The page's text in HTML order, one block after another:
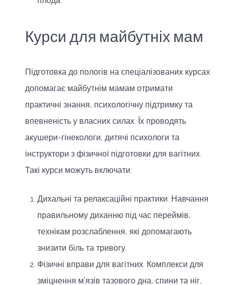
Курси для майбутніх мам
Підготовка до пологів на спеціалізованих курсах
допомагає майбутнім мамам отримати
практичні знання, психологічну підтримку та
впевненість у власних силах. Їх проводять
акушери-гінекологи, дитячі психологи та
інструктори з фізичної підготовки для вагітних.
Такі курси можуть включати:
Дихальні та релаксаційні практики. Навчання
правильному диханню під час переймів,
технікам розслаблення, які допомагають
знизити біль та тривогу.
Фізичні вправи для вагітних. Комплекси для
зміцнення м’язів тазового дна, спини та ніг,